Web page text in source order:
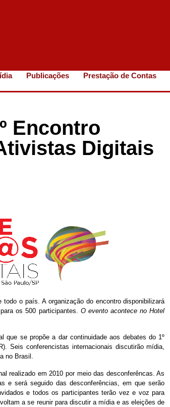
Publicações Prestação de Contas
Encontro
Digitais
o país. A organização do encontro disponibilizará
os 500 participantes. O evento acontece noHotel
que se propõe a dar continuidade aos debates do 1º
Seis conferencistas internacionais discutirão mídia,
no Brasil.
realizado em 2010 por meio das desconferêncas. As
e será seguido das desconferências, em que serão
e todos os participantes terão vez e voz para
a se reunir para discutir a mídia e as eleições de